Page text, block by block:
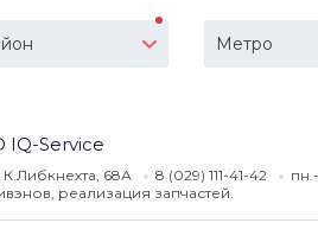
Метро
IQ-Service
К.Либкнехта, 68А 8 (029) 111-41-42
реализация запчастей.